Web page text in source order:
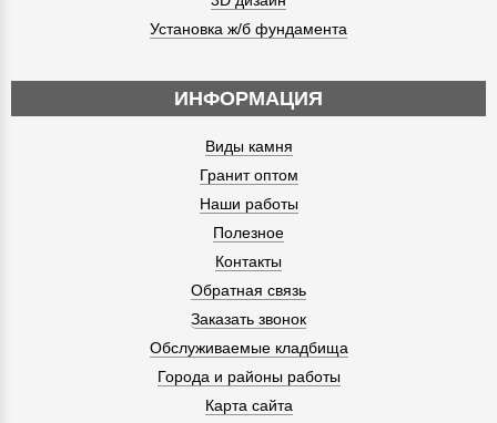
Установка ж/б фундамента
ИНФОРМАЦИЯ
Виды камня
Гранит оптом
Наши работы
Полезное
Контакты
Обратная связь
Заказать звонок
Обслуживаемые кладбища
Города и районы работы
Карта сайта